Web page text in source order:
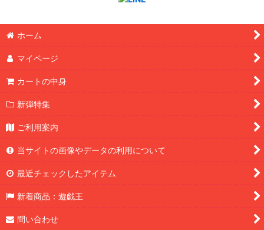
ホーム
マイページ
カートの中身
新弾特集
ご利用案内
当サイトの画像やデータの利用について
最近チェックしたアイテム
新着商品：遊戯王
問い合わせ